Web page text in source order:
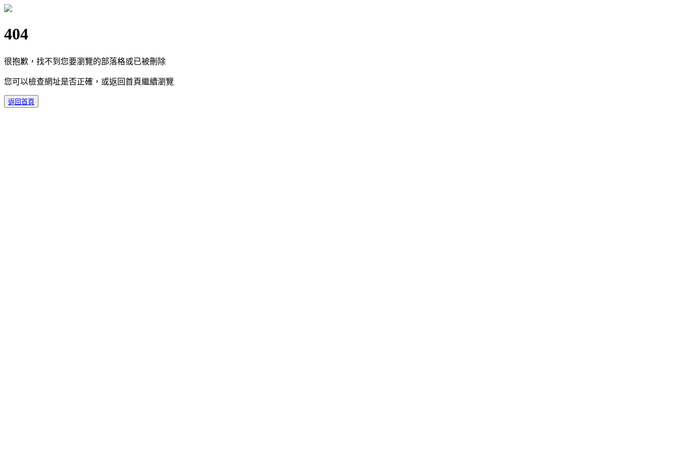
404
很抱歉，找不到您要瀏覽的部落格或已被刪除
您可以檢查網址是否正確，或返回首頁繼續瀏覽
返回首頁